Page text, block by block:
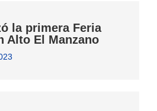
la primera Feria
Alto El Manzano